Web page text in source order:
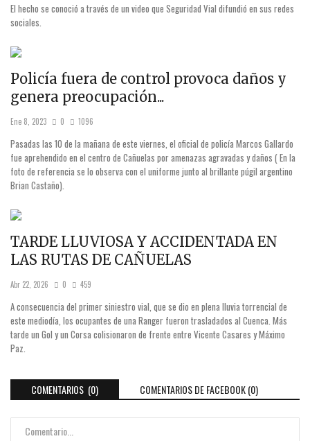
El hecho se conoció a través de un video que Seguridad Vial difundió en sus redes
sociales.
Policía fuera de control provoca daños y
genera preocupación...
Ene 8, 2023 0 1096
Pasadas las 10 de la mañana de este viernes, el oficial de policía Marcos Gallardo
fue aprehendido en el centro de Cañuelas por amenazas agravadas y daños ( En la
foto de referencia se lo observa con el uniforme junto al brillante púgil argentino
Brian Castaño).
TARDE LLUVIOSA Y ACCIDENTADA EN
LAS RUTAS DE CAÑUELAS
Abr 22, 2026 0 459
A consecuencia del primer siniestro vial, que se dio en plena lluvia torrencial de
este mediodía, los ocupantes de una Ranger fueron trasladados al Cuenca. Más
tarde un Gol y un Corsa colisionaron de frente entre Vicente Casares y Máximo
Paz.
COMENTARIOS (0) COMENTARIOS DE FACEBOOK (0)